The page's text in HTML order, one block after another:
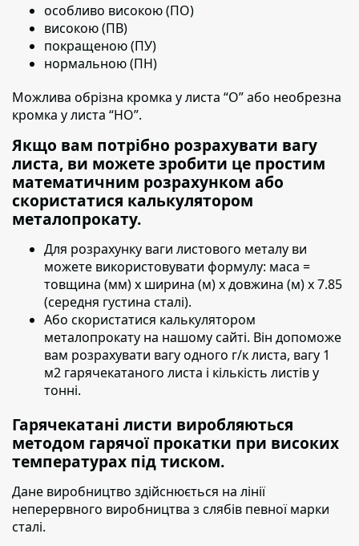
особливо високою (ПО)
високою (ПВ)
покращеною (ПУ)
нормальною (ПН)
Можлива обрізна кромка у листа “О” або необрезна
кромка у листа “НО”.
Якщо вам потрібно розрахувати вагу
листа, ви можете зробити це простим
математичним розрахунком або
скористатися калькулятором
металопрокату.
Для розрахунку ваги листового металу ви
можете використовувати формулу: маса =
товщина (мм) х ширина (м) х довжина (м) х 7.85
(середня густина сталі).
Або скористатися калькулятором
металопрокату на нашому сайті. Він допоможе
вам розрахувати вагу одного г/к листа, вагу 1
м2 гарячекатаного листа і кількість листів у
тонні.
Гарячекатані листи виробляються
методом гарячої прокатки при високих
температурах під тиском.
Дане виробництво здійснюється на лінії
неперервного виробництва з слябів певної марки
сталі.